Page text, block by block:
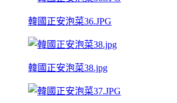
韓國正安泡菜36.JPG
韓國正安泡菜38.jpg